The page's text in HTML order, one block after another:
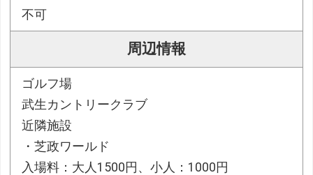
不可
周辺情報
ゴルフ場
武生カントリークラブ
近隣施設
・芝政ワールド
入場料：大人1500円、小人：1000円